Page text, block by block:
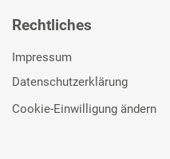
Rechtliches
Impressum
Datenschutzerklärung
Cookie-Einwilligung ändern